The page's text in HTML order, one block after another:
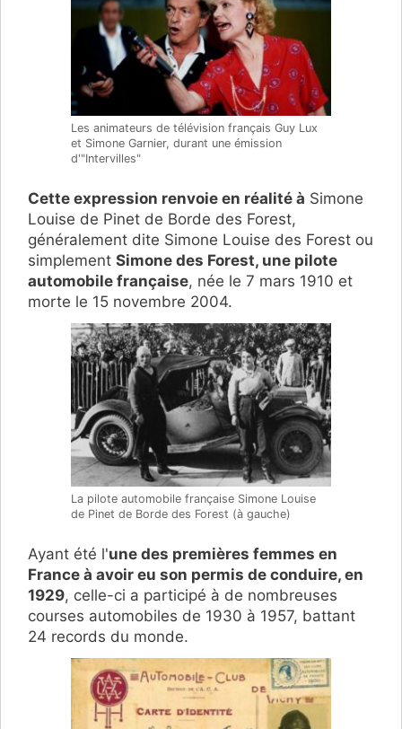
Les animateurs de télévision français Guy Lux
et Simone Garnier, durant une émission
d'"Intervilles"
Cette expression renvoie en réalité à Simone
Louise de Pinet de Borde des Forest,
généralement dite Simone Louise des Forest ou
simplement Simone des Forest, une pilote
automobile française, née le 7 mars 1910 et
morte le 15 novembre 2004.
La pilote automobile française Simone Louise
de Pinet de Borde des Forest (à gauche)
Ayant été l'une des premières femmes en
France à avoir eu son permis de conduire, en
1929, celle-ci a participé à de nombreuses
courses automobiles de 1930 à 1957, battant
24 records du monde.